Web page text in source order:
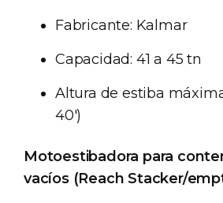
Fabricante: Kalmar
Capacidad: 41 a 45 tn
Altura de estiba
40')
Motoestibadora para
vacíos (Reach Stacker/